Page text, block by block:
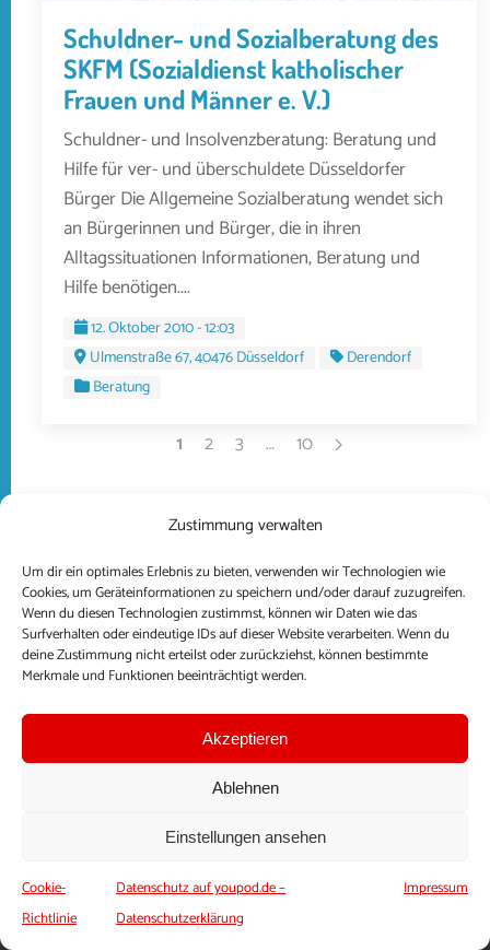
Zustimmung verwalten
Um dir ein optimales Erlebnis zu bieten, verwenden wir Technologien wie
Cookies, um Geräteinformationen zu speichern und/oder darauf zuzugreifen.
Wenn du diesen Technologien zustimmst, können wir Daten wie das
Surfverhalten oder eindeutige IDs auf dieser Website verarbeiten. Wenn du
deine Zustimmung nicht erteilst oder zurückziehst, können bestimmte
Merkmale und Funktionen beeinträchtigt werden.
Akzeptieren
Ablehnen
Einstellungen ansehen
Cookie-
Richtlinie
Datenschutz auf youpod.de –
Datenschutzerklärung
Impressum
Schuldner- und Sozialberatung des
SKFM (Sozialdienst katholischer
Frauen und Männer e. V.)
Schuldner- und Insolvenzberatung: Beratung und
Hilfe für ver- und überschuldete Düsseldorfer
Bürger Die Allgemeine Sozialberatung wendet sich
an Bürgerinnen und Bürger, die in ihren
Alltagssituationen Informationen, Beratung und
Hilfe benötigen....
12. Oktober 2010 - 12:03
Ulmenstraße 67, 40476 Düsseldorf
Derendorf
Beratung
1 2 3 … 10
Instagram